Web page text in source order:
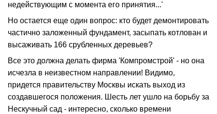
недействующим с момента его принятия...'
Но остается еще один вопрос: кто будет демонтировать
частично заложенный фундамент, засыпать котлован и
высаживать 166 срубленных деревьев?
Все это должна делать фирма 'Компромстрой' - но она
исчезла в неизвестном направлении! Видимо,
придется правительству Москвы искать выход из
создавшегося положения. Шесть лет ушло на борьбу за
Нескучный сад - интересно, сколько времени